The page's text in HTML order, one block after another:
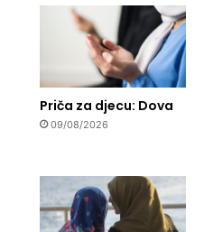
Priča za djecu: Dova
09/08/2026